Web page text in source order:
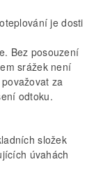
je dosti
Bez posouzení
srážek není
za
odtoku.
složek
úvahách